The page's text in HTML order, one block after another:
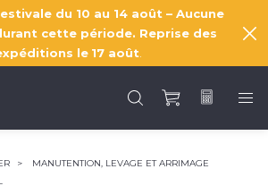
du 10 au 14 août – Aucune
cette période. Reprise des
le 17 août
MANUTENTION, LEVAGE ET ARRIMAGE